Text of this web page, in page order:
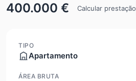
400.000 € Calcular prestação
TIPO
Apartamento
ÁREA BRUTA